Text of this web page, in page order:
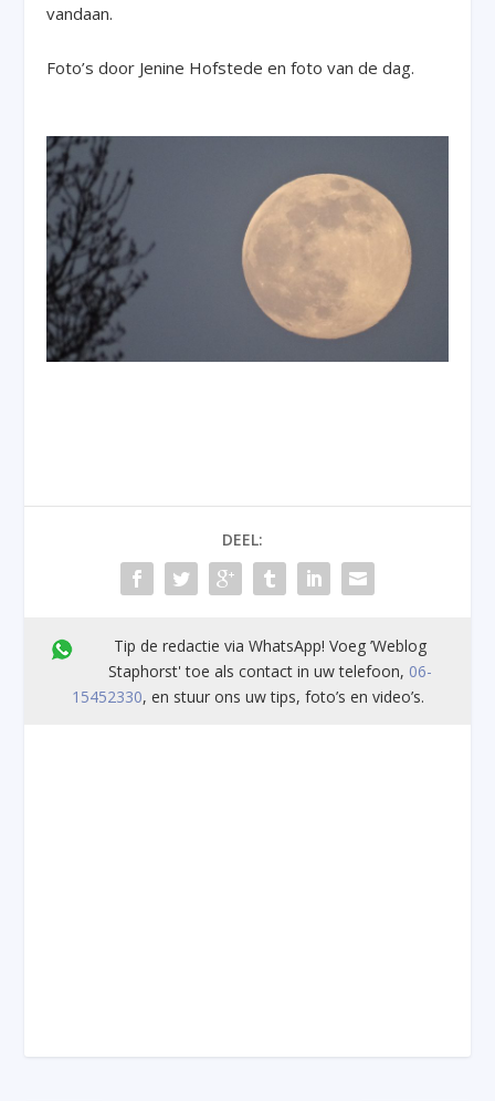
vandaan.
Foto’s door Jenine Hofstede en foto van de dag.
DEEL:
Tip de redactie via WhatsApp! Voeg ’Weblog
Staphorst' toe als contact in uw telefoon, 06-
15452330, en stuur ons uw tips, foto’s en video’s.